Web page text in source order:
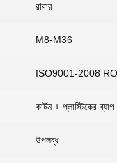
রাবার
M8-M36
ISO9001-2008
কার্টন + প্লাস্টিকের ব্যাগ
উপলব্ধ